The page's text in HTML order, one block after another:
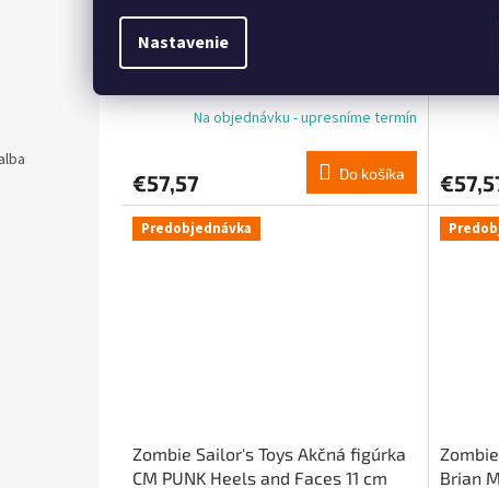
Nastavenie
Zombie Sailor's Toys Akčná figúrka
Earl Hebner 11 cm
Na objednávku - upresníme termín
€57,57 Do košíka
Dino
Predobjednávka
Zombie Sailor's Toys Akčná figúrka
CM PUNK Heels and Faces 11 cm
Brian